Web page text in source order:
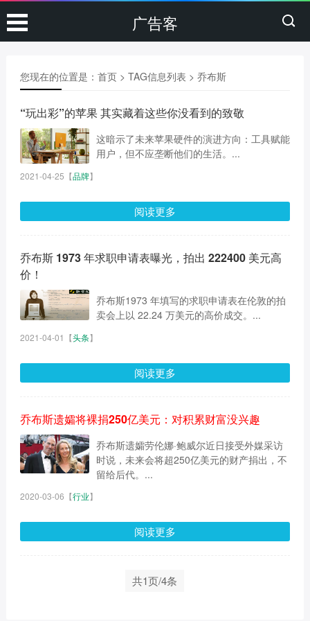
广告客
您现在的位置是： 首页> TAG信息列表 > 乔布斯
“玩出彩”的苹果 其实藏着这些你没看到的致敬
这暗示了未来苹果硬件的演进方向：工具赋能
用户，但不应垄断他们的生活。...
2021-04-25 【品牌】
阅读更多
乔布斯 1973 年求职申请表曝光，拍出 222400 美元高
价！
乔布斯1973 年填写的求职申请表在伦敦的拍
卖会上以 22.24 万美元的高价成交。...
2021-04-01 【头条】
阅读更多
乔布斯遗孀将裸捐250亿美元：对积累财富没兴趣
乔布斯遗孀劳伦娜·鲍威尔近日接受外媒采访
时说，未来会将超250亿美元的财产捐出，不
留给后代。...
2020-03-06 【行业】
阅读更多
共1页/4条